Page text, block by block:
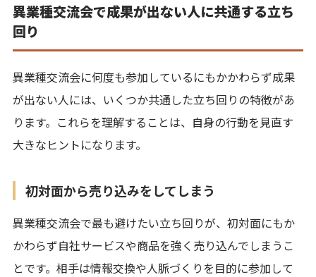
異業種交流会で成果が出ない人に共通する立ち
回り
異業種交流会に何度も参加しているにもかかわらず成果
が出ない人には、いくつか共通した立ち回りの特徴があ
ります。これらを理解することは、自身の行動を見直す
大きなヒントになります。
初対面から売り込みをしてしまう
異業種交流会で最も避けたい立ち回りが、初対面にもか
かわらず自社サービスや商品を強く売り込んでしまうこ
とです。相手は情報交換や人脈づくりを目的に参加して